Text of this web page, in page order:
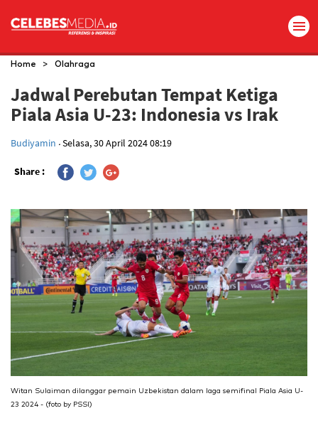
Home > Olahraga
Jadwal Perebutan Tempat Ketiga
Piala Asia U-23: Indonesia vs Irak
Budiyamin .Selasa, 30 April 2024 08:19
Share :
Witan Sulaiman dilanggar pemain Uzbekistan dalam laga semifinal Piala Asia U-
23 2024 - (foto by PSSI)